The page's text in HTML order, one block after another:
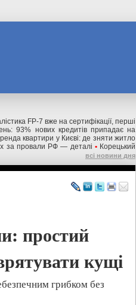
FP-7 вже на сертифікації, перші
93% нових кредитів припадає на
квартири у Києві: де зняти житло
за провали РФ — деталі • Корецький
всі новини дня
простий
кущі
грибком без